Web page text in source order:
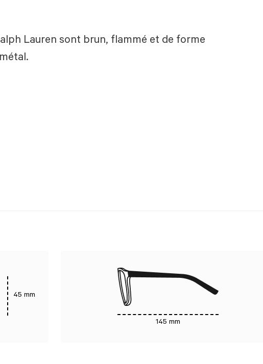
Lauren sont brun, flammé et de forme
45 mm
145 mm